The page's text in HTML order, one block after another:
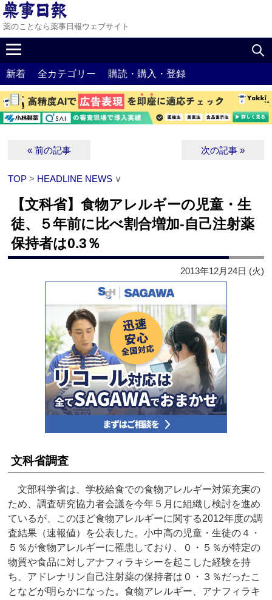
薬のことなら薬事日報ウェブサイト
新着 全カテゴリー 購読・購入・登録
« 前の記事 次の記事 »
TOP > HEADLINE NEWS ∨
【文科省】食物アレルギーの児童・生
徒、５年前に比べ割合増加‐自己注射薬
保持者は0.3％
2013年12月24日 (火)
文科省調査
文部科学省は、学校給食での食物アレルギー対策充実の
ため、調査研究協力者会議を今年５月に組織し検討を進め
ているが、このほど食物アレルギーに関する2012年度の調
査結果（速報値）を公表した。小中高の児童・生徒の４・
５％が食物アレルギーに罹患しており、０・５％が特定の
物質や食品に対しアナフィラキシーを起こした経験を持
ち、アドレナリン自己注射薬の保持者は０・３％だったこ
となどが明らかになった。食物アレルギー、アナフィラキ